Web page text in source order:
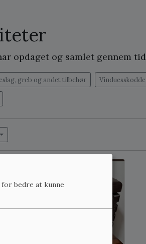
opdaget og samlet gennem
greb og andet tilbehør
bedre at kunne